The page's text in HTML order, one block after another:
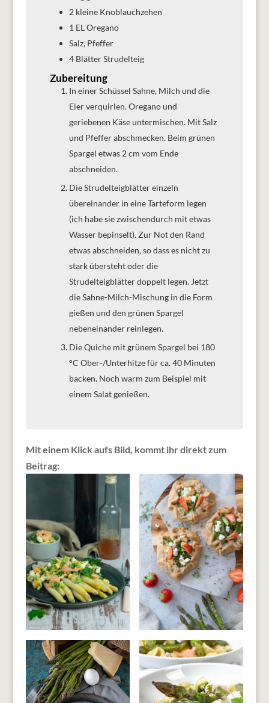
2 kleine Knoblauchzehen
1 EL Oregano
Salz, Pfeffer
4 Blätter Strudelteig
Zubereitung
In einer Schüssel Sahne, Milch und die
Eier verquirlen. Oregano und
geriebenen Käse untermischen. Mit Salz
und Pfeffer abschmecken. Beim grünen
Spargel etwas 2 cm vom Ende
abschneiden.
Die Strudelteigblätter einzeln
übereinander in eine Tarteform legen
(ich habe sie zwischendurch mit etwas
Wasser bepinselt). Zur Not den Rand
etwas abschneiden, so dass es nicht zu
stark übersteht oder die
Strudelteigblätter doppelt legen. Jetzt
die Sahne-Milch-Mischung in die Form
gießen und den grünen Spargel
nebeneinander reinlegen.
Die Quiche mit grünem Spargel bei 180
°C Ober-/Unterhitze für ca. 40 Minuten
backen. Noch warm zum Beispiel mit
einem Salat genießen.
Mit einem Klick aufs Bild, kommt ihr direkt zum
Beitrag: